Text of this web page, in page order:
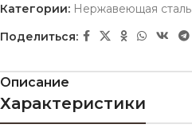
Категории: Нержавеющая сталь
Поделиться:
Описание
Характеристики